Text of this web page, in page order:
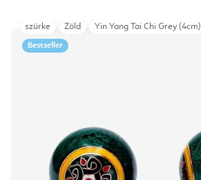
Bestseller
szürke Zöld Yin Yang Tai Chi Grey (4cm)